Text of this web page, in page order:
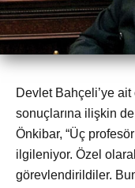
Devlet Bahçeli’ye
sonuçlarına ilişkin
Önkibar, “Üç
ilgileniyor. Özel
görevlendirildiler.